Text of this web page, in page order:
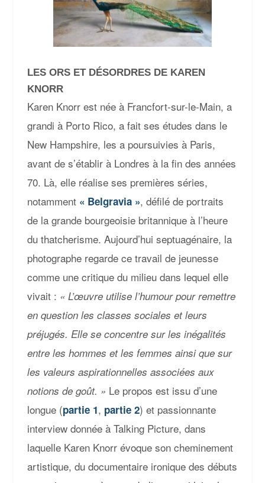
LES ORS ET DÉSORDRES DE KAREN
KNORR
Karen Knorr est née à Francfort-sur-le-Main, a
grandi à Porto Rico, a fait ses études dans le
New Hampshire, les a poursuivies à Paris,
avant de s’établir à Londres à la fin des années
70. Là, elle réalise ses premières séries,
notamment « Belgravia », défilé de portraits
de la grande bourgeoisie britannique à l’heure
du thatcherisme. Aujourd’hui septuagénaire, la
photographe regarde ce travail de jeunesse
comme une critique du milieu dans lequel elle
vivait : « L’œuvre utilise l’humour pour remettre
en question les classes sociales et leurs
préjugés. Elle se concentre sur les inégalités
entre les hommes et les femmes ainsi que sur
les valeurs aspirationnelles associées aux
notions de goût. » Le propos est issu d’une
longue (partie 1, partie 2) et passionnante
interview donnée à Talking Picture, dans
laquelle Karen Knorr évoque son cheminement
artistique, du documentaire ironique des débuts